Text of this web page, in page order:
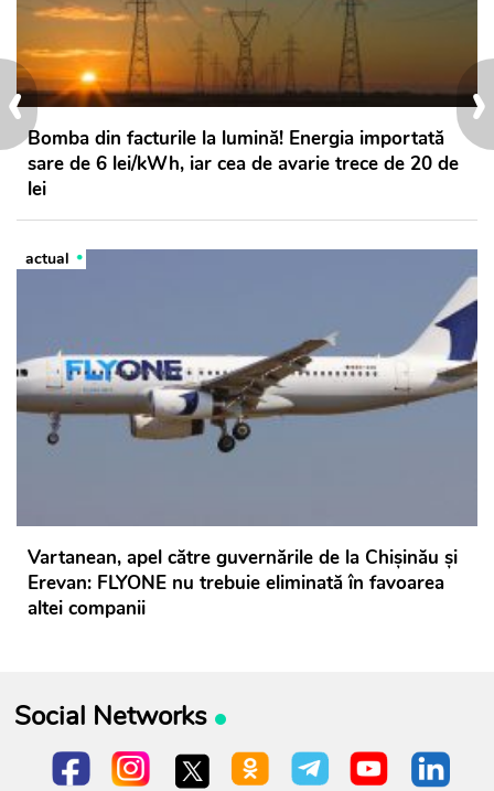
›
‹Bomba din facturile la lumină! Energia importată
sare de 6 lei/kWh, iar cea de avarie trece de 20 de
lei
actual
Vartanean, apel către guvernările de la Chișinău și
Erevan: FLYONE nu trebuie eliminată în favoarea
altei companii
Social Networks